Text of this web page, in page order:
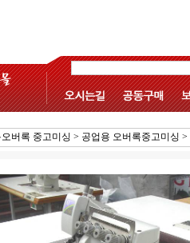
버록 중고미싱 > 공업용 오버록중고미싱 >